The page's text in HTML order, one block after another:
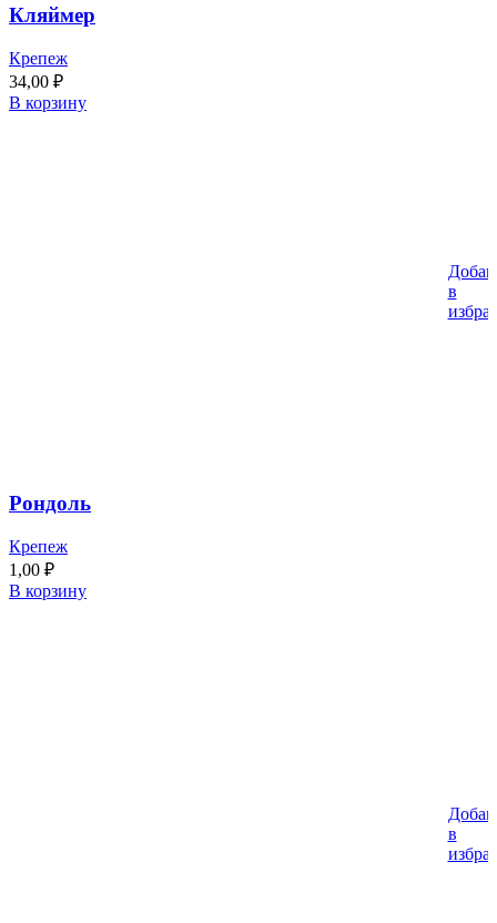
Кляймер
Крепеж
34,00 ₽
В корзину
в
Рондоль
Крепеж
1,00 ₽
В корзину
в